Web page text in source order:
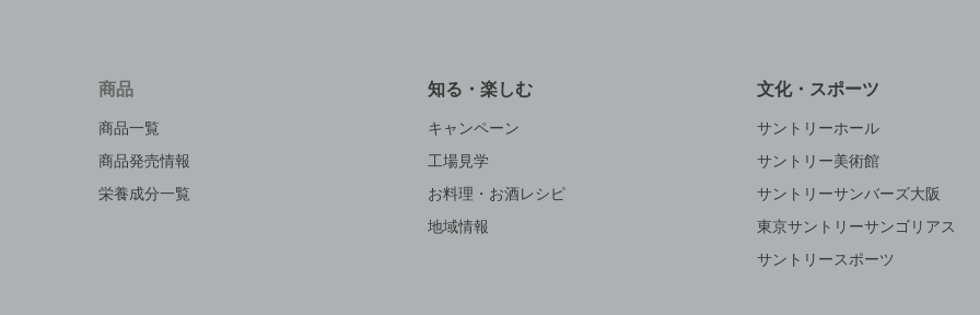
商品
商品一覧
商品発売情報
栄養成分一覧
知る・楽しむ
キャンペーン
工場見学
お料理・お酒レシピ
地域情報
文化・スポーツ
サントリーホール
サントリー美術館
サントリーサンバーズ大阪
東京サントリーサンゴリアス
サントリースポーツ